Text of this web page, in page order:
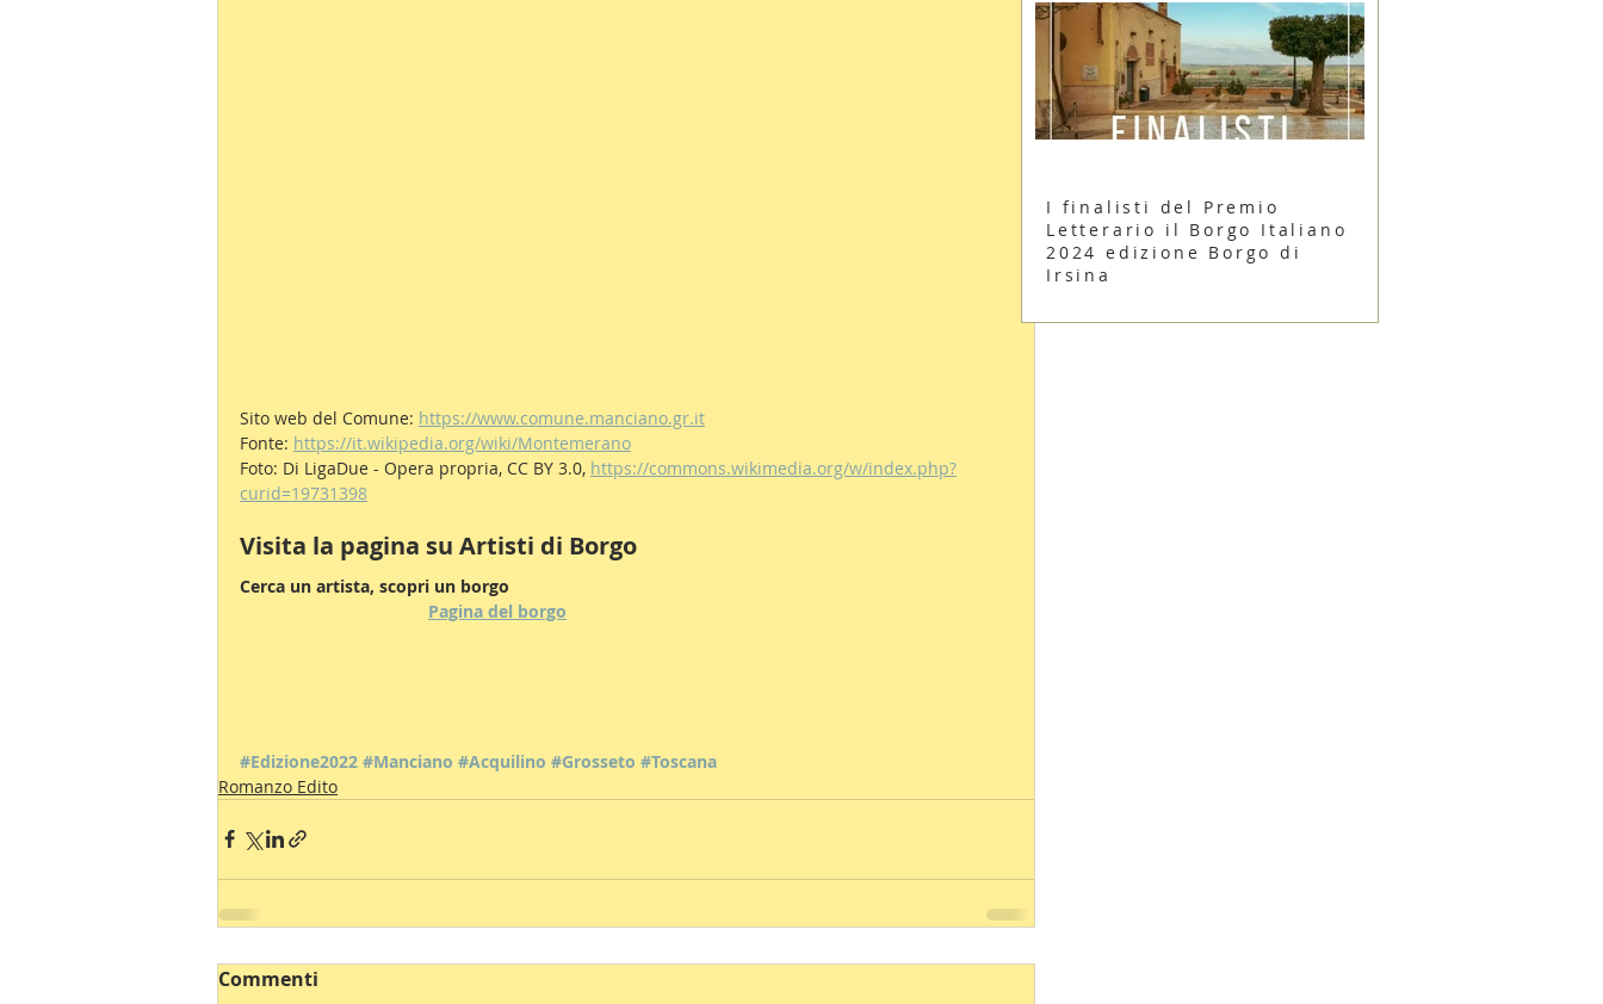
Sito web del Comune: https://www.comune.manciano.gr.it
Fonte: https://it.wikipedia.org/wiki/Montemerano
Foto: Di LigaDue - Opera propria, CC BY 3.0, https://commons.wikimedia.org/w/index.php?
curid=19731398
Visita la pagina su Artisti di Borgo
Cerca un artista, scopri un borgo
Pagina del borgo
#Edizione2022 #Manciano #Acquilino #Grosseto #Toscana
Romanzo Edito
Commenti
I finalisti del Premio
Letterario il Borgo Italiano
2024 edizione Borgo di
Irsina